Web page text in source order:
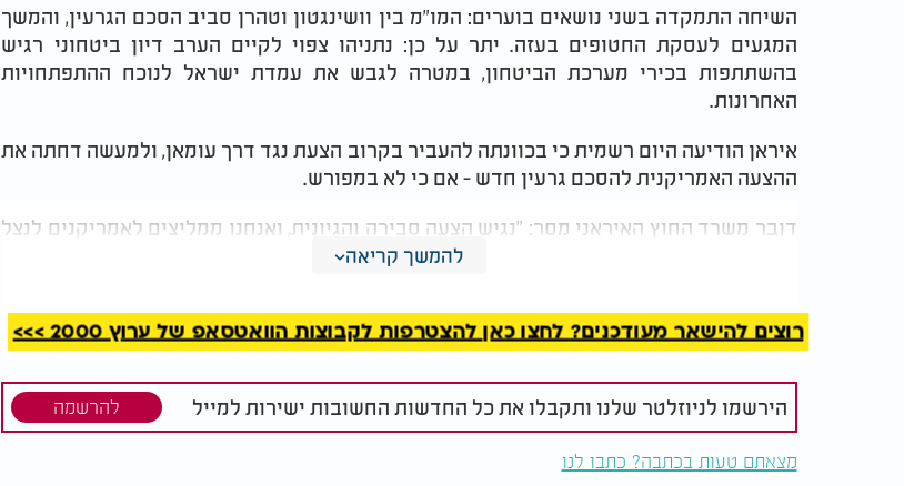
השיחה התמקדה בשני נושאים בוערים: המו"מ בין וושינגטון וטהרן סביב הסכם הגרעין, והמשך
המגעים לעסקת החטופים בעזה. יתר על כן: נתניהו צפוי לקיים הערב דיון ביטחוני רגיש
בהשתתפות בכירי מערכת הביטחון, במטרה לגבש את עמדת ישראל לנוכח ההתפתחויות
האחרונות.
איראן הודיעה היום רשמית כי בכוונתה להעביר בקרוב הצעת נגד דרך עומאן, ולמעשה דחתה את
ההצעה האמריקנית להסכם גרעין חדש - אם כי לא במפורש.
דובר משרד החוץ האיראני מסר: "נגיש הצעה סבירה והגיונית, ואנחנו ממליצים לאמריקנים לנצל
את ההזדמנות". בטהרן דורשים לשמר את יכולת העשרת האורניום ברמות גבוהות - תנאי
להמשך קריאה
רוצים להישאר מעודכנים? לחצו כאן להצטרפות לקבוצות הוואטסאפ של ערוץ 2000 >>>
הירשמו לניוזלטר שלנו ותקבלו את כל החדשות החשובות ישירות למייל להרשמה
מצאתם טעות בכתבה? כתבו לנו